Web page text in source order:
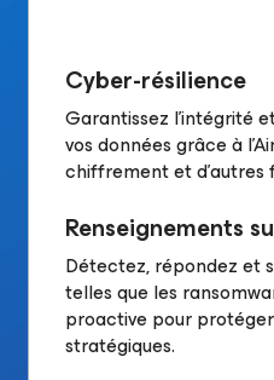
Cyber-résilience
Garantissez l’intégrité
vos données grâce à
chiffrement et d’autres
Renseignements
Détectez, répondez et
telles que les
proactive pour
stratégiques.